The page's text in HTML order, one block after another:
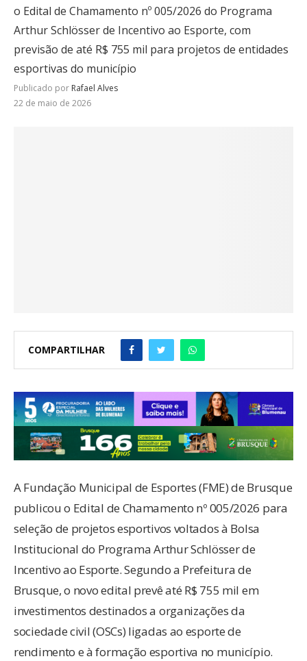
o Edital de Chamamento nº 005/2026 do Programa
Arthur Schlösser de Incentivo ao Esporte, com
previsão de até R$ 755 mil para projetos de entidades
esportivas do município
Publicado por Rafael Alves
22 de maio de 2026
COMPARTILHAR
A Fundação Municipal de Esportes (FME) de Brusque
publicou o Edital de Chamamento nº 005/2026 para
seleção de projetos esportivos voltados à Bolsa
Institucional do Programa Arthur Schlösser de
Incentivo ao Esporte. Segundo a Prefeitura de
Brusque, o novo edital prevê até R$ 755 mil em
investimentos destinados a organizações da
sociedade civil (OSCs) ligadas ao esporte de
rendimento e à formação esportiva no município.